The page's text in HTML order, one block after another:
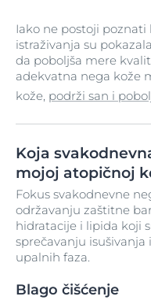
Iako ne postoji
istraživanja su
da poboljša mere
adekvatna nega kože
kože, podrži san i
Koja
mojoj atopičnoj
Fokus svakodnevne
održavanju zaštitne
hidratacije i lipida koji
sprečavanju
upalnih faza.
Blago čišćenje